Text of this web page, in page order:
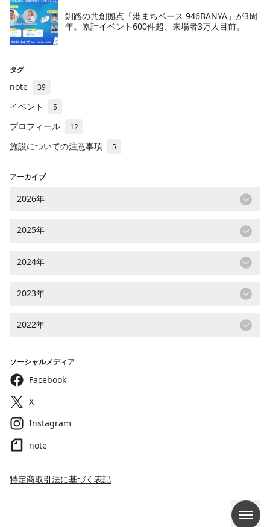
釧路の共創拠点「港まちベース 946BANYA」が3周
年。累計イベント600件超、来場者3万人目前。
タグ
note 39
イベント 5
プロフィール 12
施設についての注意事項 5
アーカイブ
2026年
2025年
2024年
2023年
2022年
ソーシャルメディア
Facebook
X
Instagram
note
特定商取引法に基づく表記